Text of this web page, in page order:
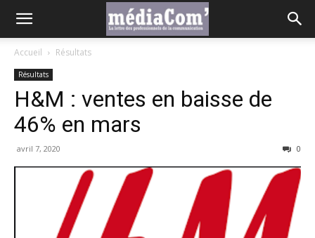
Accueil Résultats
Résultats
H&M : ventes en baisse de
46% en mars
avril 7, 2020 0